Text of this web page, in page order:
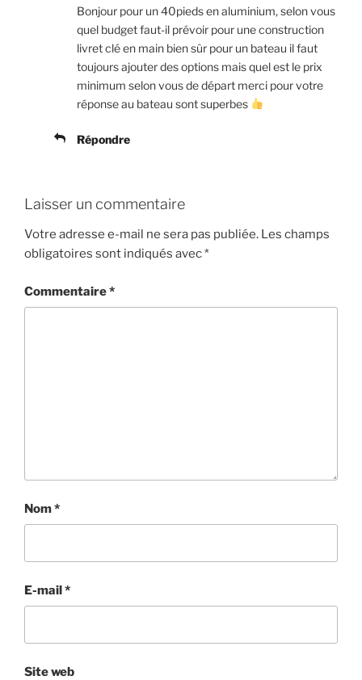
Bonjour pour un 40pieds en aluminium, selon vous
quel budget faut-il prévoir pour une construction
livret clé en main bien sûr pour un bateau il faut
toujours ajouter des options mais quel est le prix
minimum selon vous de départ merci pour votre
réponse au bateau sont superbes
Répondre
Laisser un commentaire
Votre adresse e-mail ne sera pas publiée. Les champs
obligatoires sont indiqués avec*
Commentaire*
Nom*
E-mail*
Site web